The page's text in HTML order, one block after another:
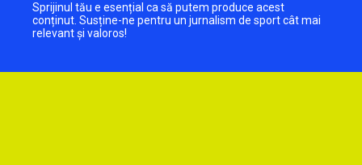
Sprijinul tău e esențial ca să putem produce acest
conținut. Susține-ne pentru un jurnalism de sport cât mai
relevant și valoros!